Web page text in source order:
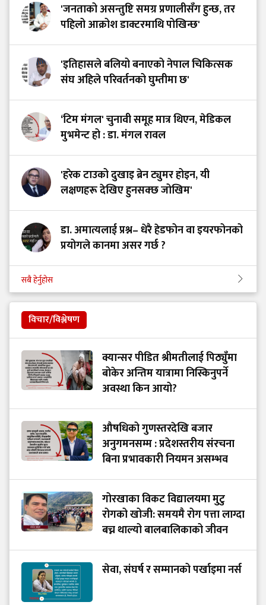
'जनताको असन्तुष्टि समग्र प्रणालीसँग हुन्छ, तर
पहिलो आक्रोश डाक्टरमाथि पोखिन्छ'
'इतिहासले बलियो बनाएको नेपाल चिकित्सक
संघ अहिले परिवर्तनको घुम्तीमा छ'
‘टिम मंगल' चुनावी समूह मात्र थिएन, मेडिकल
मुभमेन्ट हो : डा. मंगल रावल
'हरेक टाउको दुखाइ ब्रेन ट्युमर होइन, यी
लक्षणहरू देखिए हुनसक्छ जोखिम'
डा. अमात्यलाई प्रश्न– धेरै हेडफोन वा इयरफोनको
प्रयोगले कानमा असर गर्छ ?
सबै हेर्नुहोस
विचार/विश्लेषण
क्यान्सर पीडित श्रीमतीलाई पिठ्युँमा
बोकेर अन्तिम यात्रामा निस्किनुपर्ने
अवस्था किन आयो?
औषधिको गुणस्तरदेखि बजार
अनुगमनसम्म : प्रदेशस्तरीय संरचना
बिना प्रभावकारी नियमन असम्भव
गोरखाका विकट विद्यालयमा मुटु
रोगको खोजी: समयमै रोग पत्ता लाग्दा
बच्न थाल्यो बालबालिकाको जीवन
सेवा, संघर्ष र सम्मानको पर्खाइमा नर्स